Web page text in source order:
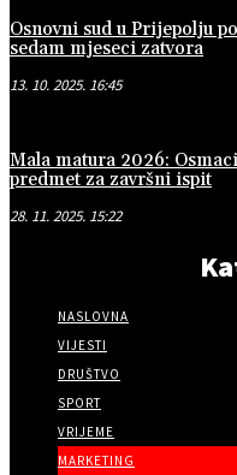
Osnovni sud u Prijepolju
sedam mjeseci zatvora
13. 10. 2025. 16:45
Mala matura 2026:
predmet za završni ispit
28. 11. 2025. 15:22
NASLOVNA
VIJESTI
DRUŠTVO
SPORT
VRIJEME
MARKETING